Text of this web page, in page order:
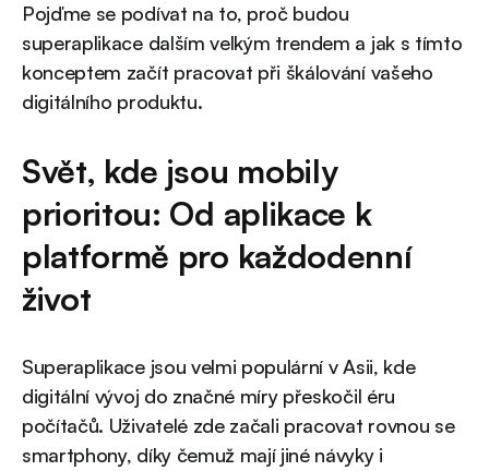
Pojďme se podívat na to, proč budou
superaplikace dalším velkým trendem a jak s tímto
konceptem začít pracovat při škálování vašeho
digitálního produktu.
Svět, kde jsou mobily
prioritou: Od aplikace k
platformě pro každodenní
život
Superaplikace jsou velmi populární v Asii, kde
digitální vývoj do značné míry přeskočil éru
počítačů. Uživatelé zde začali pracovat rovnou se
smartphony, díky čemuž mají jiné návyky i